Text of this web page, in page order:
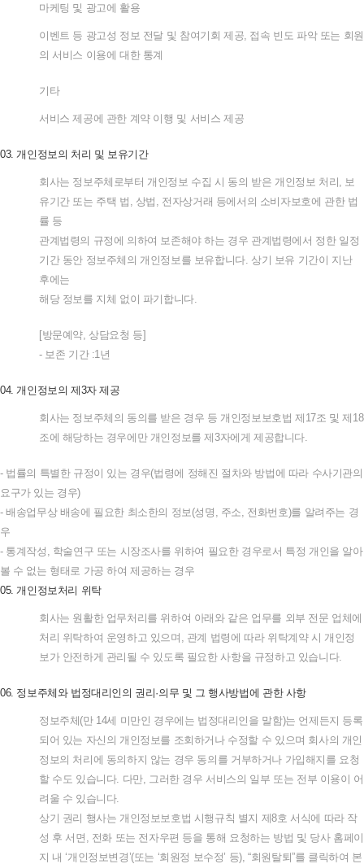
마케팅 및 광고에 활용
이벤트 등 광고성 정보 전달 및 참여기회 제공 접속 빈도 파악 또는 회원
의 서비스 이용에 대한 통계
기타
서비스 제공에 관한 계약 이행 및 서비스 제공
03. 개인정보의 처리 및 보유기간
회사는 정보주체로부터 개인정보 수집 시 동의 받은 개인정보 처리
보
유기간 또는 주택 법 상법 전자상거래 등에서의 소비자보호에 관한 법
률 등
관계법령의 규정에 의하여 보존해야 하는 경우 관계법령에서 정한 일정
기간 동안 정보주체의 개인정보를 보유합니다. 상기 보유 기간이 지난
후에는
해당 정보를 지체 없이 파기합니다.
[방문예약 상담요청 등]
- 보존 기간:1 년
04. 개인정보의 제3자 제공
회사는 정보주체의 동의를 받은 경우 등 개인정보보호법 제 17조 및 제 18
조에 해당하는 경우에만 개인정보를 제 3자에게 제공합니다
- 법률의 특별한 규정이 있는 경우(법령에 정해진 절차와 방법에 따라 수사기관의
요구가 있는 경우)
-배송업무상 배송에 필요한 최소한의 정보 (성명 주소 전화번호)를 알려주는 경
우
- 통계작성 학술연구 또는 시장조사를 위하여 필요한 경우로서 특정 개인을 알아
볼 수 없는 형태로 가공 하여 제공하는 경우
05. 개인정보처리 위탁
회사는 원활한 업무처리를 위하여 아래와 같은 업무를 외부 전문 업체에
처리 위탁하여 운영하고 있으며 관계 법령에 따라 위탁계약 시 개인정
보가 안전하게 관리될 수 있도록 필요한 사항을 규정하고 있습니다.
06. 정보주체와 법정대리인의 권리·의무 및 그 행사방법에 관한 사항
정보주체(만14세 미만인 경우에는 법정대리인을 말함)는 언제든지 등록
되어 있는 자신의 개인정보를 조회하거나 수정할 수 있으며 회사의 개인
정보의 처리에 동의하지 않는 경우 동의를 거부하거나 가입해지를 요청
할 수도 있습니다. 다만, 그러한 경우 서비스의 일부 또는 전부 이용이 어
려울 수 있습니다.
상기 권리 행사는 개인정보보호법 시행규칙 별지 제8호 서식에 따라 작
성 후 서면 전화 또는 전자우편 등을 통해 요청하는 방법 및 당사 홈페이
지 내 ‘개인정보변경 ’(또는 ‘회원정 보수정’ 등), “회원탈퇴”를 클릭하여 본